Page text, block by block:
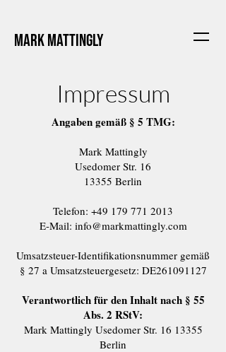
Mark Mattingly
Impressum
Angaben gemäß § 5 TMG:
Mark Mattingly
Usedomer Str. 16
13355 Berlin
Telefon: +49 179 771 2013
E-Mail: info@markmattingly.com
Umsatzsteuer-Identifikationsnummer gemäß
§ 27 a Umsatzsteuergesetz: DE261091127
Verantwortlich für den Inhalt nach § 55
Abs. 2 RStV:
Mark Mattingly Usedomer Str. 16 13355
Berlin